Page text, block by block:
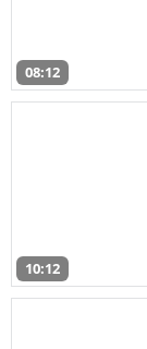
08:12
10:12